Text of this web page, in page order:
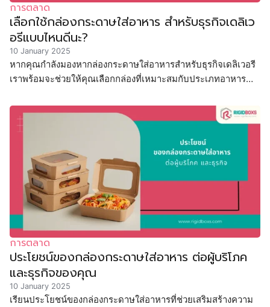
การตลาด
เลือกใช้กล่องกระดาษใส่อาหาร สำหรับธุรกิจเดลิเว
อรีแบบไหนดีนะ?
10 January 2025
หากคุณกำลังมองหากล่องกระดาษใส่อาหารสำหรับธุรกิจเดลิเวอรี
เราพร้อมจะช่วยให้คุณเลือกกล่องที่เหมาะสมกับประเภทอาหาร
การตลาด
ประโยชน์ของกล่องกระดาษใส่อาหาร ต่อผู้บริโภค
และธุรกิจของคุณ
10 January 2025
เรียนประโยชน์ของกล่องกระดาษใส่อาหารที่ช่วยเสริมสร้างความ